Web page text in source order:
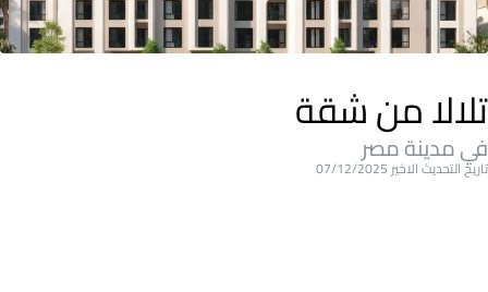
تلالا من شقة
في مدينة مصر
تاريخ التحديث الاخير 07/12/2025